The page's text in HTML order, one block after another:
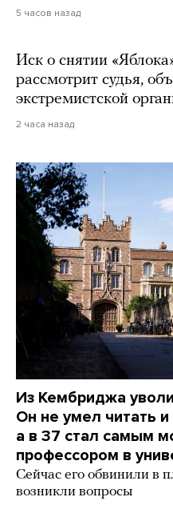
5 часов назад
Иск о снятии
рассмотрит судья,
экстремистской
2 часа назад
Из Кембриджа
Он не умел читать и
а в 37 стал самым
профессором в
Сейчас его обвинили в
возникли вопросы